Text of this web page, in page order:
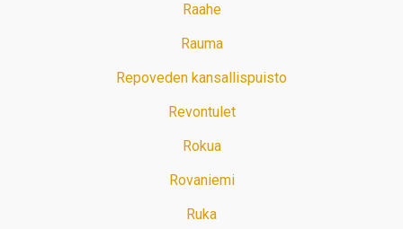
Raahe
Rauma
Repoveden kansallispuisto
Revontulet
Rokua
Rovaniemi
Ruka